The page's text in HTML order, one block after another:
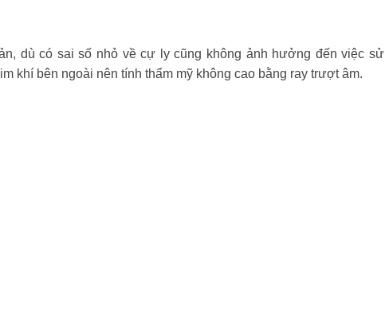
dù có sai số nhỏ về cự ly cũng không ảnh hưởng đến việc sử
khí bên ngoài nên tính thẩm mỹ không cao bằng ray trượt âm.